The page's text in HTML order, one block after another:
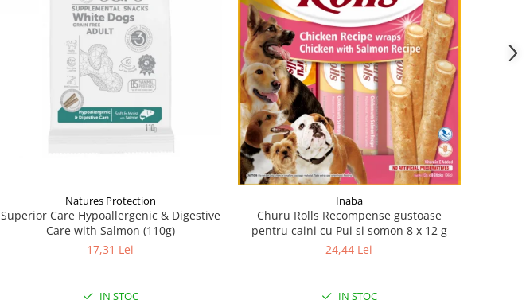
Natures Protection
Superior Care Hypoallergenic & Digestive
Care with Salmon (110g)
17,31 Lei
IN STOC
Inaba
Churu Rolls Recompense gustoase
pentru caini cu Pui si somon 8 x 12 g
24,44 Lei
IN STOC